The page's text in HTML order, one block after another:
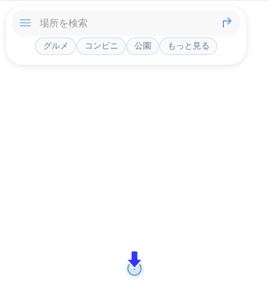
グルメ コンビニ 公園 もっと見る